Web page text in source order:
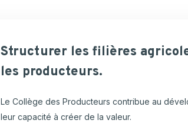
Structurer les filières
les producteurs.
Le Collège des Producteurs contribue au
leur capacité à créer de la valeur.